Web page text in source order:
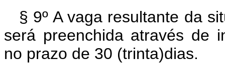
§ 9º A vaga resultante da
será preenchida através de
no prazo de 30 (trinta)dias.